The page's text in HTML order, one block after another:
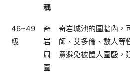
稱
46~49
級
奇
岩
周
圍
奇岩城池的圍牆內，
師、艾多倫、數人等
意避免被鼠人圍毆，